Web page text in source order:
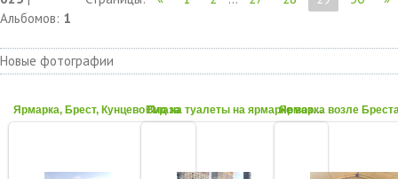
Альбомов: 1
Новые фотографии
Ярмарка, Брест, Кунцево Плаза Вид на туалеты на ярмарке возле Бреста
Ярмарка возле